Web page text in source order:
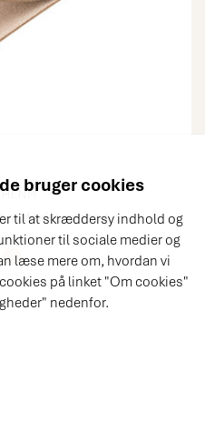
bruger cookies
til at skræddersy indhold og
til sociale medier og
læse mere om, hvordan vi
på linket "Om cookies"
nedenfor.
messing